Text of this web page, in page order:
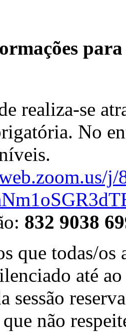
para
realiza-se
No
j/
832 9038
que todas/os
até
sessão
não